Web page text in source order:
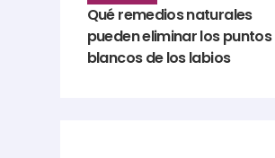
Qué remedios naturales
pueden eliminar los puntos
blancos de los labios